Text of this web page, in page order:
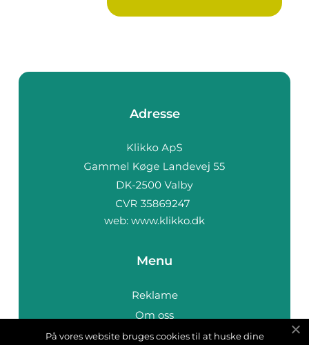
Adresse
web: www.klikko.dk
Menu
Reklame
Om oss
Cookies
På vores website bruges cookies til at huske dine